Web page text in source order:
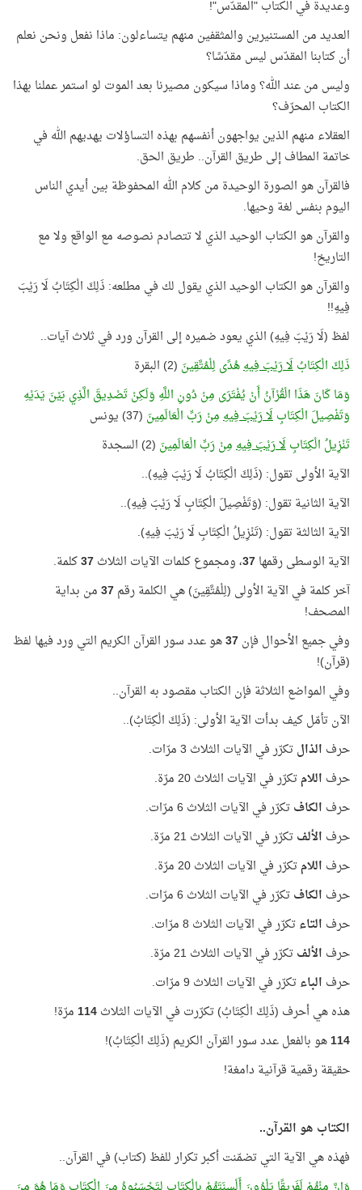
وعديدة في الكتاب "المقدّس"!
العديد من المستنيرين والمثقفين منهم يتساءلون: ماذا نفعل ونحن نعلم
أن كتابنا المقدّس ليس مقدّسًا؟
وليس من عند الله؟ وماذا سيكون مصيرنا بعد الموت لو استمر عملنا بهذا
الكتاب المحرّف؟
العقلاء منهم الذين يواجهون أنفسهم بهذه التساؤلات يهديهم الله في
خاتمة المطاف إلى طريق القرآن.. طريق الحق.
فالقرآن هو الصورة الوحيدة من كلام الله المحفوظة بين أيدي الناس
اليوم بنفس لغة وحيها.
والقرآن هو الكتاب الوحيد الذي لا تتصادم نصوصه مع الواقع ولا مع
التاريخ!
والقرآن هو الكتاب الوحيد الذي يقول لك في مطلعه: ذَلِكَ الْكِتَابُ لَا رَيْبَ
فِيهِ!!
لفظ (لَا رَيْبَ فِيهِ) الذي يعود ضميره إلى القرآن ورد في ثلاث آيات..
ذَلِكَ الْكِتَابُلَا رَيْبَ فِيهِهُدًى لِلْمُتَّقِينَ (2) البقرة
وَمَا كَانَ هَذَا الْقُرْآنُ أَنْ يُفْتَرَى مِنْ دُونِ اللَّهِ وَلَكِنْ تَصْدِيقَ الَّذِي بَيْنَ يَدَيْهِ
وَتَفْصِيلَ الْكِتَابِلَا رَيْبَ فِيهِمِنْ رَبِّ الْعَالَمِينَ (37) يونس
تَنْزِيلُ الْكِتَابِلَا رَيْبَ فِيهِمِنْ رَبِّ الْعَالَمِينَ (2) السجدة
الآية الأولى تقول: (ذَلِكَ الْكِتَابُ لَا رَيْبَ فِيهِ)..
الآية الثانية تقول: (وَتَفْصِيلَ الْكِتَابِ لَا رَيْبَ فِيهِ)..
الآية الثالثة تقول: (تَنْزِيلُ الْكِتَابِ لَا رَيْبَ فِيهِ).
الآية الوسطى رقمها37، ومجموع كلمات الآيات الثلاث37كلمة.
آخر كلمة في الآية الأولى (لِلْمُتَّقِينَ) هي الكلمة رقم37من بداية
المصحف!
وفي جميع الأحوال فإن37هو عدد سور القرآن الكريم التي ورد فيها لفظ
(قرآن)!
وفي المواضع الثلاثة فإن الكتاب مقصود به القرآن..
الآن تأمّل كيف بدأت الآية الأولى: (ذَلِكَ الْكِتَابُ)..
حرف الذالتكرّر في الآيات الثلاث 3 مرّات.
حرف اللامتكرّر في الآيات الثلاث 20 مرّة.
حرف الكافتكرّر في الآيات الثلاث 6 مرّات.
حرف الألفتكرّر في الآيات الثلاث 21 مرّة.
حرف اللامتكرّر في الآيات الثلاث 20 مرّة.
حرف الكافتكرّر في الآيات الثلاث 6 مرّات.
حرف التاءتكرّر في الآيات الثلاث 8 مرّات.
حرف الألفتكرّر في الآيات الثلاث 21 مرّة.
حرف الباءتكرّر في الآيات الثلاث 9 مرّات.
هذه هي أحرف (ذَلِكَ الْكِتَابُ) تكرّرت في الآيات الثلاث114مرّة!
114هو بالفعل عدد سور القرآن الكريم (ذَلِكَ الْكِتَابُ)!
حقيقة رقمية قرآنية دامغة!
الكتاب هو القرآن..
فهذه هي الآية التي تضمّنت أكبر تكرار للفظ (كتاب) في القرآن..